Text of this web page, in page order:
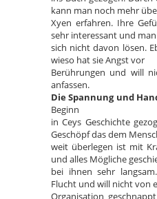
kann man noch mehr
Xyen erfahren. Ihre
sehr interessant und
sich nicht davon lösen.
wieso hat sie Angst vor
Berührungen und will
anfassen.
Die Spannung und
Beginn
in Ceys Geschichte
Geschöpf das dem
weit überlegen ist mit
und alles Mögliche
bei ihnen sehr
Flucht und will nicht von
Organisation